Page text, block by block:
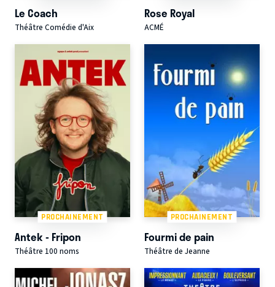
Le Coach
Théâtre Comédie d'Aix
Rose Royal
ACMÉ
PROCHAINEMENT
Antek - Fripon
Théâtre 100 noms
PROCHAINEMENT
Fourmi de pain
Théâtre de Jeanne